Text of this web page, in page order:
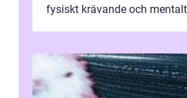
fysiskt krävande och